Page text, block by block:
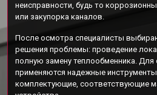
неисправности, будь то
или закупорка каналов.
После осмотра специалисты
решения проблемы: проведение
полную замену теплообменника.
применяются надежные
комплектующие, соответствующие